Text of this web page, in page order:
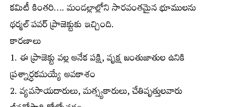
కమిటీ కింతరి…. మండల్లాల్లోని సారవంతమైన భూములను
థర్మల్ పవర్ ప్రాజెక్టుకు ఇచ్చింది.
కారణాలు
1. ఈ ప్రాజెక్టు వల్ల అనేక పక్షి, వృక్ష జంతుజాతుల ఉనికి
ప్రశ్నార్ధకమయ్యే అవకాశం
2. వ్యవసాయదారులు, మత్స్యకారులు, చేతివృత్తులవారు